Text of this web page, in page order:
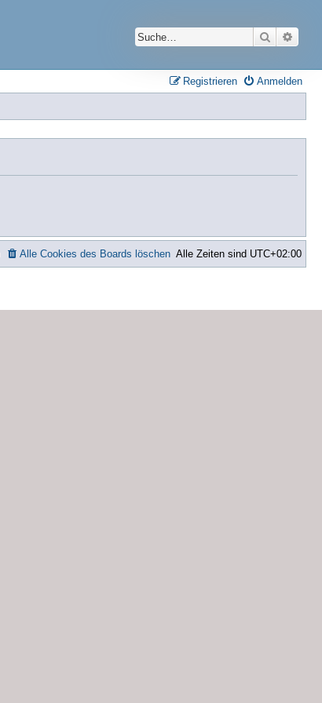
Suche
Anmelden
Registrieren
Alle Zeiten sind UTC+02:00
Alle Cookies des Boards löschen